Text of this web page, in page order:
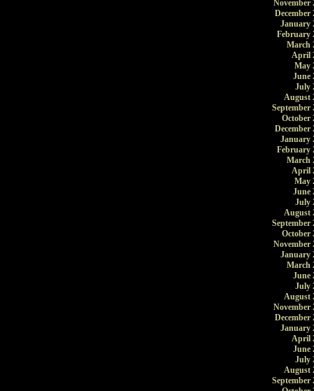
November
December
January
February
March
April
May
June
July
August
September
October
December
January
February
March
April
May
June
July
August
September
October
November
January
March
June
July
August
November
December
January
April
June
July
August
September